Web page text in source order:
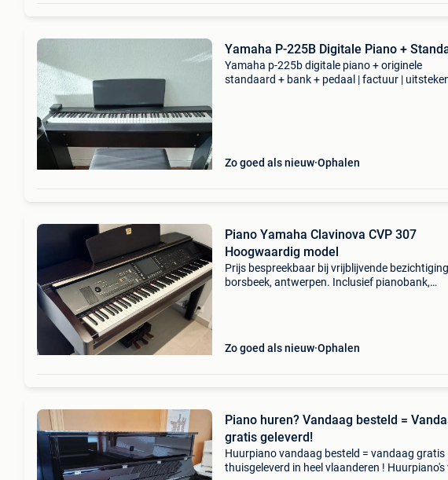
Yamaha P-225B Digitale Piano +
Yamaha p-225b digitale piano + originele
standaard + bank + pedaal | factuur |
Zo goed als nieuw Ophalen
Piano Yamaha Clavinova CVP 307
Hoogwaardig model
Prijs bespreekbaar bij vrijblijvende
borsbeek, antwerpen. Inclusief pianobank,
Zo goed als nieuw Ophalen
Piano huren? Vandaag besteld =
gratis geleverd!
Huurpiano vandaag besteld = vandaag gratis
thuisgeleverd in heel vlaanderen ! Huurpiano's